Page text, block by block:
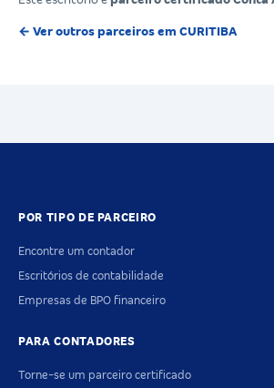
← Ver outros parceiros em CURITIBA
POR TIPO DE PARCEIRO
Encontre um contador
Escritórios de contabilidade
Empresas de BPO financeiro
PARA CONTADORES
Torne-se um parceiro certificado